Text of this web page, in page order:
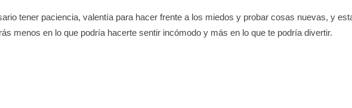
tener paciencia, valentía para hacer frente a los miedos y probar cosas nuevas, y
menos en lo que podría hacerte sentir incómodo y más en lo que te podría divertir.